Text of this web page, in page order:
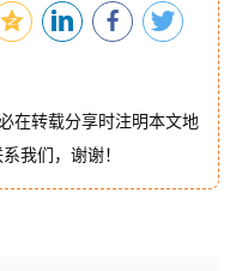
在转载分享时注明本文地
我们，谢谢！